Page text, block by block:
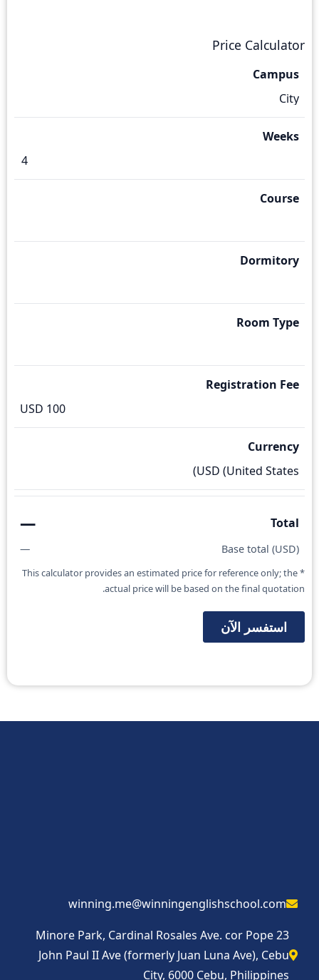
Price Calculator
Campus
Weeks
Course
Dormitory
Room Type
Registration Fee
100 USD
Currency
Total
—
Base total (USD)
—
* This calculator provides an estimated price for reference only; the
actual price will be based on the final quotation.
استفسر الآن
winning.me@winningenglishschool.com
23 Minore Park, Cardinal Rosales Ave. cor Pope
John Paul II Ave (formerly Juan Luna Ave), Cebu
City, 6000 Cebu, Philippines